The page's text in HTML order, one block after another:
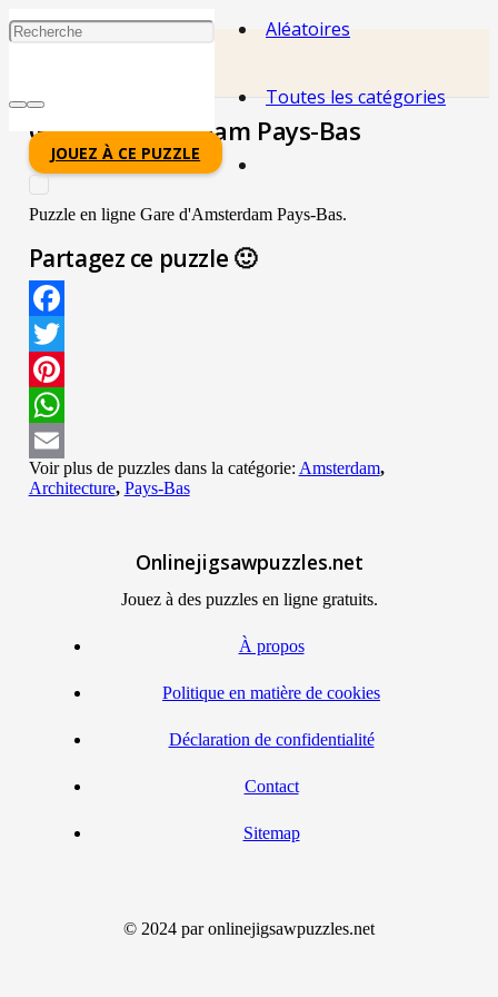
Aléatoires
Toutes les catégories
Gare D'Amsterdam Pays-Bas
JOUEZ À CE PUZZLE
Puzzle en ligne Gare d'Amsterdam Pays-Bas.
Partagez ce puzzle 🙂
Facebook
Twitter
Pinterest
WhatsApp
Email
Voir plus de puzzles dans la catégorie: Amsterdam,
Architecture, Pays-Bas
Onlinejigsawpuzzles.net
Jouez à des puzzles en ligne gratuits.
À propos
Politique en matière de cookies
Déclaration de confidentialité
Contact
Sitemap
© 2024 par onlinejigsawpuzzles.net